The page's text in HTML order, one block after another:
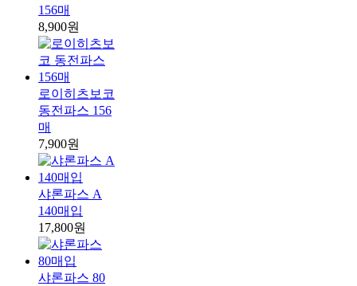
156매
8,900원
로이히츠보코
동전파스 156
매
7,900원
샤론파스 A
140매입
17,800원
샤론파스 80